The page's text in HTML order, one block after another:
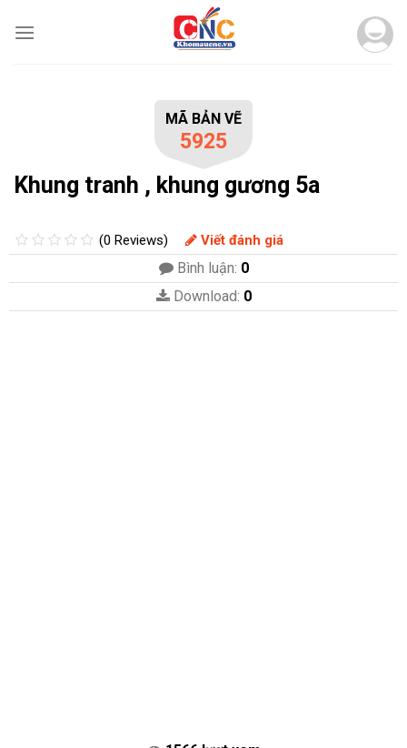
MÃ BẢN VẼ
5925
Khung tranh , khung gương 5a
(0 Reviews) Viết đánh giá
Bình luận: 0
Download: 0